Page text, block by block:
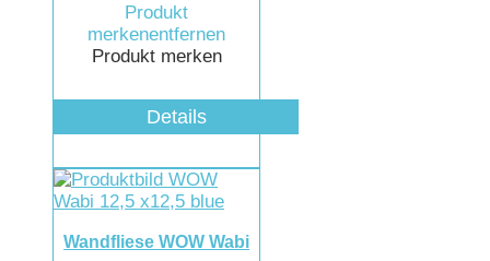
Produkt
merkenentfernen
Produkt merken
Details
Wandfliese WOW Wabi